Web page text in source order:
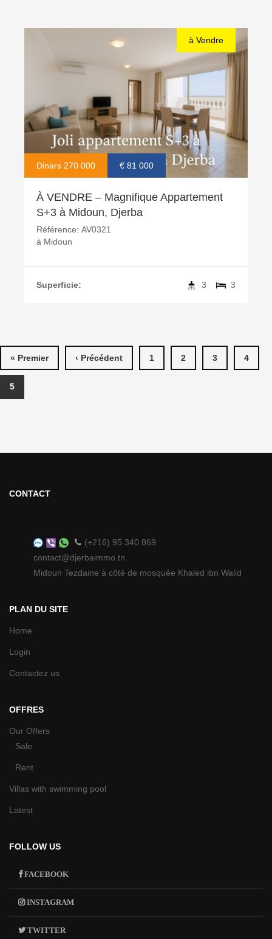
à Vendre
Dinars 270 000 € 81 000
À VENDRE – Magnifique Appartement
S+3 à Midoun, Djerba
Référence: AV0321
à Midoun
Superficie: 3
3
« Premier ‹ Précédent 1 2 3 4
5
CONTACT
(+216) 95 340 869
contact@djerbaimmo.tn
Midoun Tezdaine à côté de mosquée Khaled ibn Walid
PLAN DU SITE
Home
Login
Contactez us
OFFRES
Our Offers
Sale
Rent
Villas with swimming pool
Latest
FOLLOW US
FACEBOOK
INSTAGRAM
TWITTER